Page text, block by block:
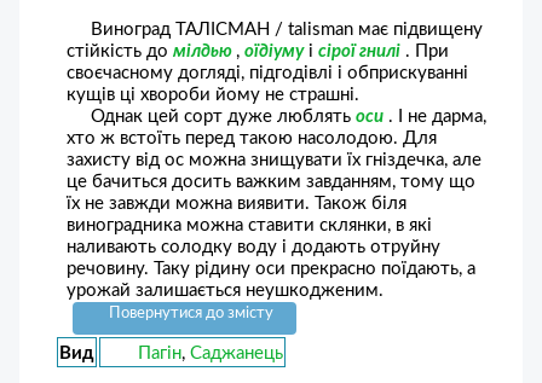
Виноград ТАЛІСМАН / talisman має підвищену
стійкість домілдью ,оїдіуму ісірої гнилі . При
своєчасному догляді, підгодівлі і обприскуванні
кущів ці хвороби йому не страшні.
Однак цей сорт дуже люблятьоси . І не дарма,
хто ж встоїть перед такою насолодою. Для
захисту від ос можна знищувати їх гніздечка, але
це бачиться досить важким завданням, тому що
їх не завжди можна виявити. Також біля
виноградника можна ставити склянки, в які
наливають солодку воду і додають отруйну
речовину. Таку рідину оси прекрасно поїдають, а
урожай залишається неушкодженим.
Повернутися до змісту
Вид Пагін,Саджанець